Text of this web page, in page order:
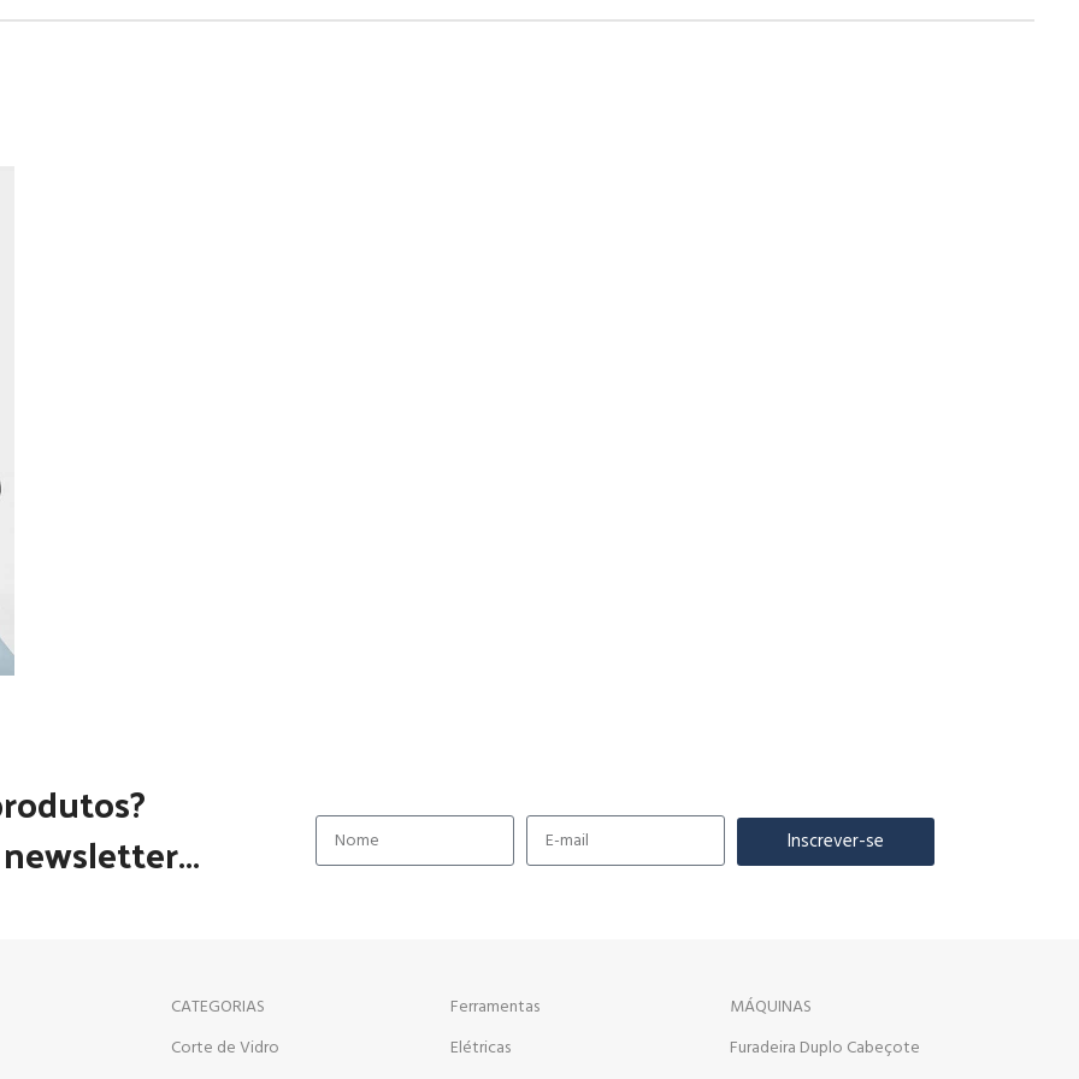
Inscrever-se
CATEGORIAS
Corte de Vidro
Ferramentas
Elétricas
MÁQUINAS
Furadeira Duplo Cabeçote